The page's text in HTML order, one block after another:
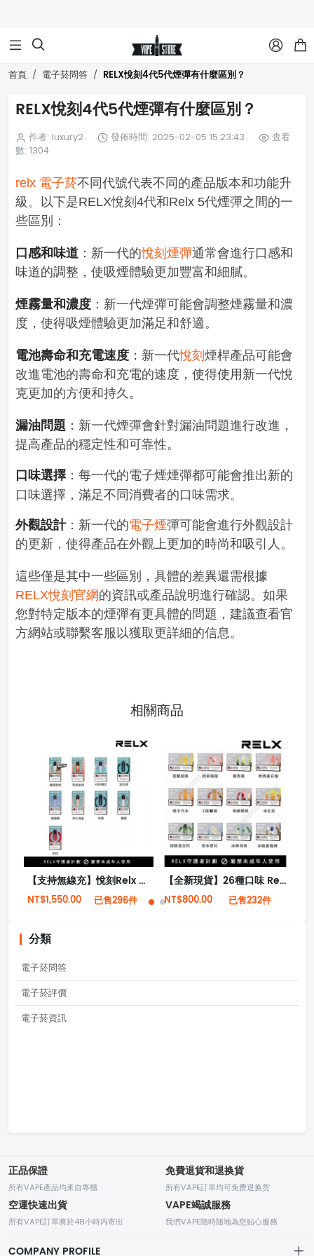
  
首頁 電子菸問答 RELX悅刻4代5代煙彈有什麼區別？
RELX悅刻4代5代煙彈有什麼區別？
作者: luxury2 發佈時間: 2025-02-05 15:23:43
查看
數: 1304
relx 電子菸不同代號代表不同的產品版本和功能升
級。以下是RELX悅刻4代和Relx 5代煙彈之間的一
些區別：
口感和味道 ：新一代的悅刻煙彈通常會進行口感和
味道的調整，使吸煙體驗更加豐富和細膩。
煙霧量和濃度 ：新一代煙彈可能會調整煙霧量和濃
度，使得吸煙體驗更加滿足和舒適。
電池壽命和充電速度 ：新一代悅刻 煙桿產品可能會
改進電池的壽命和充電的速度，使得使用新一代悅
克更加的方便和持久。
漏油問題 ：新一代煙彈會針對漏油問題進行改進，
提高產品的穩定性和可靠性。
口味選擇 ：每一代的電子煙煙彈都可能會推出新的
口味選擇，滿足不同消費者的口味需求。
外觀設計：新一代的電子煙彈可能會進行外觀設計
的更新，使得產品在外觀上更加的時尚和吸引人。
這些僅是其中一些區別，具體的差異還需根據
RELX悅刻官網的資訊或產品說明進行確認。如果
您對特定版本的煙彈有更具體的問題，建議查看官
方網站或聯繫客服以獲取更詳細的信息。
相關商品
【支持無線充】悅刻Relx 4代無限霧化電子煙
NT$1,550.00 已售296件
【全新現貨】26種口味 Relx悅刻第5代幻影霧化煙彈
NT$800.00 已售232件
分類
電子菸問答
電子菸評價
電子菸資訊
正品保證
所有VAPE產品均來自專櫃
免費退貨和退换貨
所有VAPE訂單均可免费退换货
空運快速出貨
所有VAPE訂單將於48小時内寄出
VAPE竭誠服務
我們VAPE随時随地為您贴心服務
COMPANY PROFILE